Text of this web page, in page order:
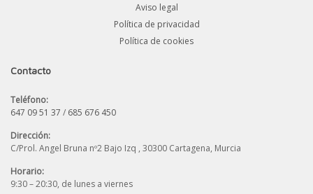
Aviso legal
Política de privacidad
Política de cookies
Contacto
Teléfono:
647 09 51 37 / 685 676 450
Dirección:
C/Prol. Angel Bruna nº2 Bajo Izq , 30300 Cartagena, Murcia
Horario:
9:30 – 20:30, de lunes a viernes